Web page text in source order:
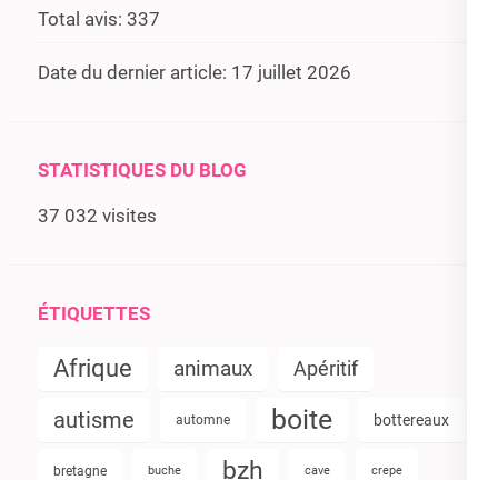
Total avis: 337
Date du dernier article: 17 juillet 2026
STATISTIQUES DU BLOG
37 032 visites
ÉTIQUETTES
Afrique animaux Apéritif
autisme automne boite bottereaux
bretagne buche bzh cave crepe